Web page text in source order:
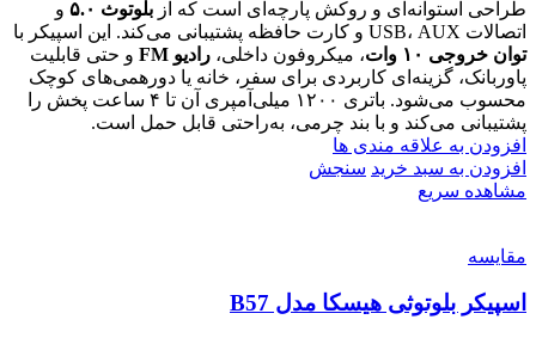
طراحی استوانه‌ای و روکش پارچه‌ای است که از بلوتوث ۵.۰
و
اتصالات USB، AUX و کارت حافظه پشتیبانی می‌کند. این اسپیکر با
توان خروجی ۱۰ وات
، میکروفون داخلی، رادیو FM
و حتی قابلیت
پاوربانک، گزینه‌ای کاربردی برای سفر، خانه یا دورهمی‌های کوچک
محسوب می‌شود. باتری ۱۲۰۰ میلی‌آمپری آن تا ۴ ساعت پخش را
پشتیبانی می‌کند و با بند چرمی، به‌راحتی قابل حمل است.
افزودن به علاقه مندی ها
افزودن به سبد خرید سنجش
مشاهده سریع
مقایسه
اسپیکر بلوتوثی هیسکا مدل B57